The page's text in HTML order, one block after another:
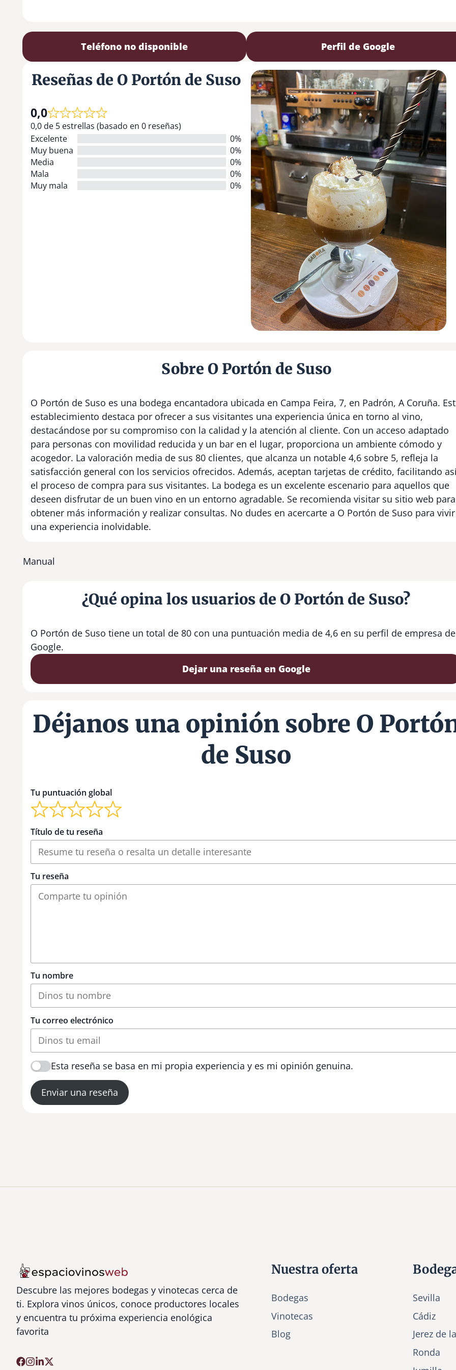
Teléfono no disponible Perfil de Google
Reseñas de O Portón de Suso
0,0
0,0 de 5 estrellas (basado en 0 reseñas)
Excelente
0%
Muy buena
0%
Media
0%
Mala
0%
Muy mala
0%
Sobre O Portón de Suso
O Portón de Suso es una bodega encantadora ubicada en Campa Feira, 7, en Padrón, A Coruña.
establecimiento destaca por ofrecer a sus visitantes una experiencia única en torno al vino,
destacándose por su compromiso con la calidad y la atención al cliente. Con un acceso adaptado
para personas con movilidad reducida y un bar en el lugar, proporciona un ambiente cómodo y
acogedor. La valoración media de sus 80 clientes, que alcanza un notable 4,6 sobre 5, refleja la
satisfacción general con los servicios ofrecidos. Además, aceptan tarjetas de crédito, facilitando
el proceso de compra para sus visitantes. La bodega es un excelente escenario para aquellos que
deseen disfrutar de un buen vino en un entorno agradable. Se recomienda visitar su sitio web para
obtener más información y realizar consultas. No dudes en acercarte a O Portón de Suso para vivir
una experiencia inolvidable.
Manual
¿Qué opina los usuarios de O Portón de Suso?
O Portón de Suso tiene un total de 80 con una puntuación media de 4,6 en su perfil de empresa de
Google.
Dejar una reseña en Google
Déjanos una opinión sobre O
de Suso
Tu puntuación global
Título de tu reseña
Tu reseña
Tu nombre
Tu correo electrónico
Esta reseña se basa en mi propia experiencia y es mi opinión genuina.
Enviar una reseña
Descubre las mejores bodegas y vinotecas cerca de
ti. Explora vinos únicos, conoce productores locales
y encuentra tu próxima experiencia enológica
favorita
Nuestra oferta
Bodegas
Vinotecas
Blog
Sevilla
Cádiz
Jerez de
Ronda